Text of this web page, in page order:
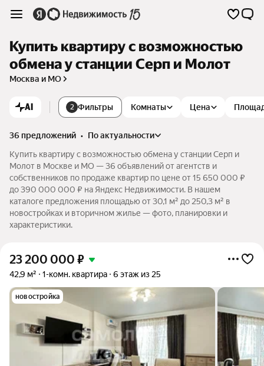
Купить квартиру с возможностью
обмена у станции Серп и Молот
Москва и МО
AI 2 Фильтры Комнаты Цена
36 предложений •
по актуальности
Купить квартиру с возможностью обмена у станции Серп и
Молот в Москве и МО — 36 объявлений от агентств и
собственников по продаже квартир по цене от 15 650 000 ₽
до 390 000 000 ₽ на Яндекс Недвижимости. В нашем
каталоге предложения площадью от 30,1 м² до 250,3 м² в
новостройках и вторичном жилье — фото, планировки и
характеристики.
23 200 000 ₽
42,9 м² 1-комн. квартира 6 этаж из 25
новостройка